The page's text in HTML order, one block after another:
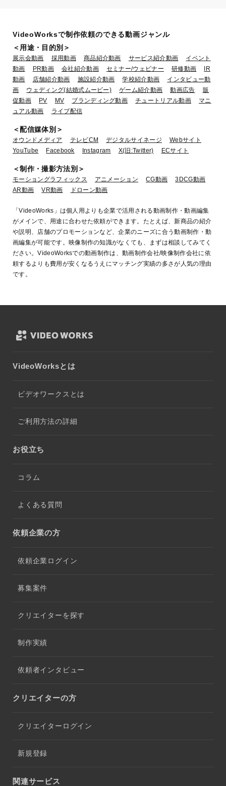
【一歩差をつける】冬こそネックレ
スでオシャレにニットコーデ！
業種：服飾・アパレル
VideoWorksで制作依頼のできる動画ジャンル
＜用途・目的別＞
展示会動画 採用動画 商品紹介動画 サービス紹介動画
イベント
動画
PR動画 会社紹介動画 セミナー/ウェビナー 研修動画
IR
動画
店舗紹介動画 施設紹介動画 学校紹介動画
インタビュー動
画
ウェディング(結婚式ムービー) ゲーム紹介動画 動画広告
販
促動画
PV MV ブランディング動画 チュートリアル動画
マニ
ュアル動画
ライブ配信
＜配信媒体別＞
オウンドメディア テレビCM デジタルサイネージ
Webサイト
YouTube
Facebook Instagram X(旧:Twitter) ECサイト
＜制作・撮影方法別＞
モーショングラフィックス アニメーション CG動画
3DCG動画
AR動画
VR動画 ドローン動画
「VideoWorks」は個人用よりも企業で活用される動画制作・動画編集
がメインで、用途に合わせた依頼ができます。たとえば、新商品の紹介
や説明、店舗のプロモーションなど、企業のニーズに合う動画制作・動
画編集が可能です。映像制作の知識がなくても、まずは相談してみてく
ださい。VideoWorksでの動画制作は、動画制作会社/映像制作会社に依
頼するよりも費用が安くなるうえにマッチング実績の多さが人気の理由
です。
VideoWorksとは
ビデオワークスとは
ご利用方法の詳細
お役立ち
コラム
よくある質問
依頼企業の方
依頼企業ログイン
募集案件
クリエイターを探す
制作実績
依頼者インタビュー
クリエイターの方
クリエイターログイン
新規登録
関連サービス